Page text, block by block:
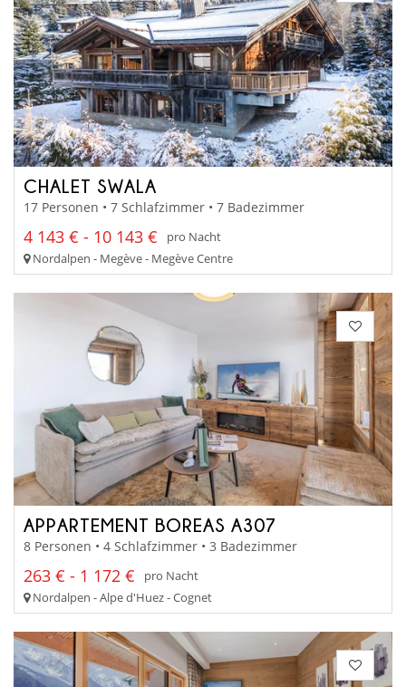
CHALET SWALA
17 Personen • 7 Schlafzimmer • 7 Badezimmer
4 143 € - 10 143 €
pro Nacht
Nordalpen - Megève - Megève Centre
APPARTEMENT BOREAS A307
8 Personen • 4 Schlafzimmer • 3 Badezimmer
263 € - 1 172 €
pro Nacht
Nordalpen - Alpe d'Huez - Cognet